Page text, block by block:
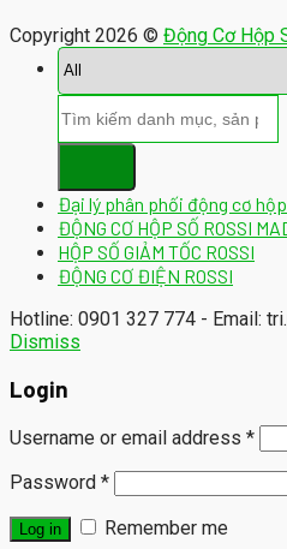
Copyright 2026 © Động Cơ Hộp
Đại lý phân phối động cơ hộp
ĐỘNG CƠ HỘP SỐ ROSSI
HỘP SỐ GIẢM TỐC ROSSI
ĐỘNG CƠ ĐIỆN ROSSI
Hotline: 0901 327 774 - Email:
Dismiss
Login
Username or email address *
Password *
Log in Remember me